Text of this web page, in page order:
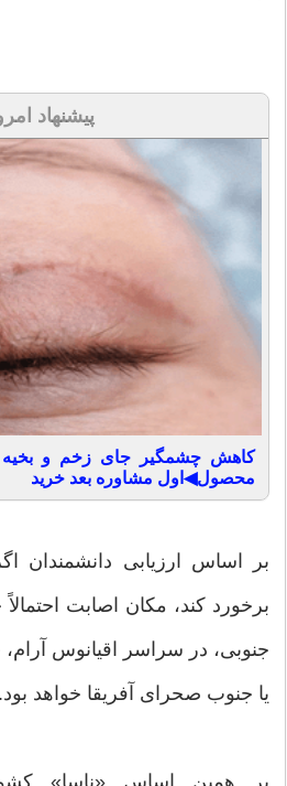
پیشنهاد
محصول◀اول مشاوره بعد خرید
بر اساس ارزیابی دانشمندان
برخورد کند، مکان اصابت
جنوبی، در سراسر اقیانوس
یا جنوب صحرای آفریقا خواهد بود.